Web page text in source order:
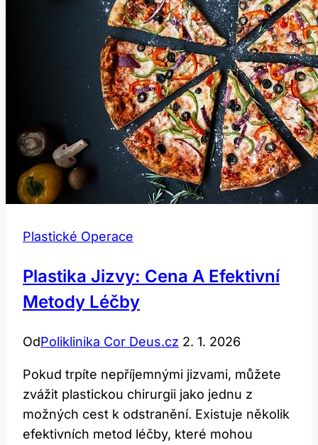
Plastické Operace
Plastika Jizvy: Cena A Efektivní
Metody Léčby
OdPoliklinika Cor Deus.cz 2. 1. 2026
Pokud trpíte nepříjemnými jizvami, můžete
zvážit plastickou chirurgii jako jednu z
možných cest k odstranění. Existuje několik
efektivních metod léčby, které mohou